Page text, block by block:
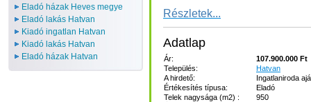
Eladó házak Heves megye
Eladó lakás Hatvan
Kiadó ingatlan Hatvan
Kiadó lakás Hatvan
Eladó házak Hatvan
Részletek...
Adatlap
Ár:
107.900.000 Ft
Település:
Hatvan
A hirdető:
Ingatlaniroda
Értékesítés típusa:
Eladó
Telek nagysága (m2) :
950